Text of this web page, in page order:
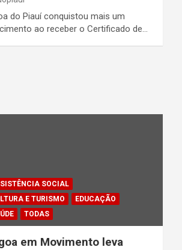
do Piauí conquistou mais um
ao receber o Certificado de…
SOCIAL
E TURISMO
EDUCAÇÃO
TODAS
em Movimento leva